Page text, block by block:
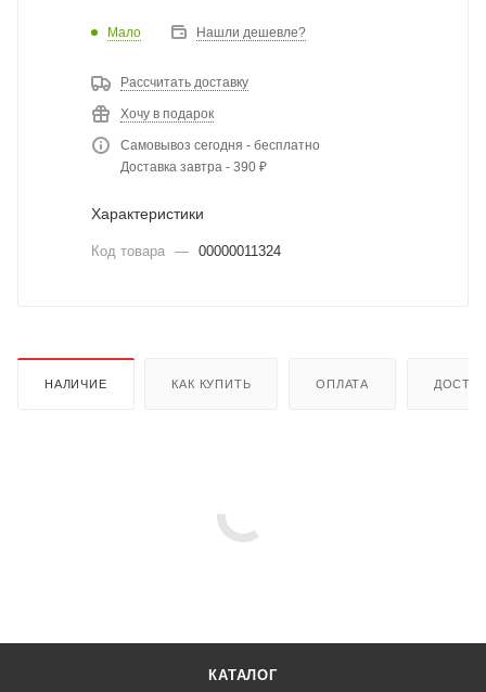
Мало Нашли дешевле?
Рассчитать доставку
Хочу в подарок
Самовывоз сегодня - бесплатно
Доставка завтра - 390 ₽
Характеристики
Код товара — 00000011324
НАЛИЧИЕ КАК КУПИТЬ ОПЛАТА
КАТАЛОГ